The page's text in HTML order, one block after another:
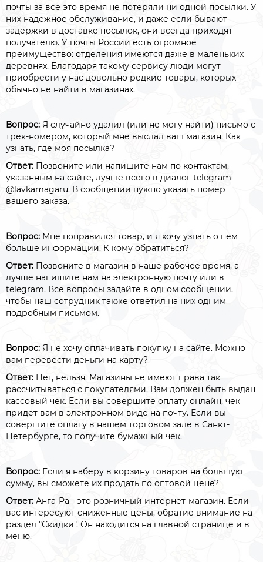
почты за все это время не потеряли ни одной посылки. У
них надежное обслуживание, и даже если бывают
задержки в доставке посылок, они всегда приходят
получателю. У почты России есть огромное
преимущество: отделения имеются даже в маленьких
деревнях. Благодаря такому сервису люди могут
приобрести у нас довольно редкие товары, которых
обычно не найти в магазинах.
Вопрос: Я случайно удалил (или не могу найти) письмо с
трек-номером, который мне выслал ваш магазин. Как
узнать, где моя посылка?
Ответ: Позвоните или напишите нам по контактам,
указанным на сайте, лучше всего в диалог telegram
@lavkamagaru. В сообщении нужно указать номер
вашего заказа.
Вопрос: Мне понравился товар, и я хочу узнать о нем
больше информации. К кому обратиться?
Ответ: Позвоните в магазин в наше рабочее время, а
лучше напишите нам на электронную почту или в
telegram. Все вопросы задайте в одном сообщении,
чтобы наш сотрудник также ответил на них одним
подробным письмом.
Вопрос: Я не хочу оплачивать покупку на сайте. Можно
вам перевести деньги на карту?
Ответ: Нет, нельзя. Магазины не имеют права так
рассчитываться с покупателями. Вам должен быть выдан
кассовый чек. Если вы совершите оплату онлайн, чек
придет вам в электронном виде на почту. Если вы
совершите оплату в нашем торговом зале в Санкт-
Петербурге, то получите бумажный чек.
Вопрос: Если я наберу в корзину товаров на большую
сумму, вы сможете их продать по оптовой цене?
Ответ: Анга-Ра - это розничный интернет-магазин. Если
вас интересуют сниженные цены, обратие внимание на
раздел "Скидки". Он находится на главной странице и в
меню.